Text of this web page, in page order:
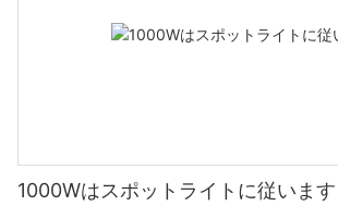
1000Wはスポットライトに従います